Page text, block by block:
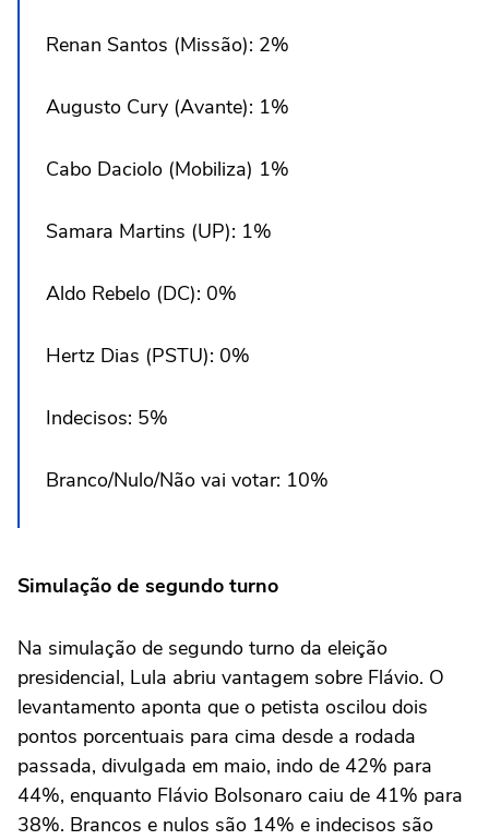
Renan Santos (Missão): 2%
Augusto Cury (Avante): 1%
Cabo Daciolo (Mobiliza) 1%
Samara Martins (UP): 1%
Aldo Rebelo (DC): 0%
Hertz Dias (PSTU): 0%
Indecisos: 5%
Branco/Nulo/Não vai votar: 10%
Simulação de segundo turno
Na simulação de segundo turno da eleição
presidencial, Lula abriu vantagem sobre Flávio. O
levantamento aponta que o petista oscilou dois
pontos porcentuais para cima desde a rodada
passada, divulgada em maio, indo de 42% para
44%, enquanto Flávio Bolsonaro caiu de 41% para
38%. Brancos e nulos são 14% e indecisos são